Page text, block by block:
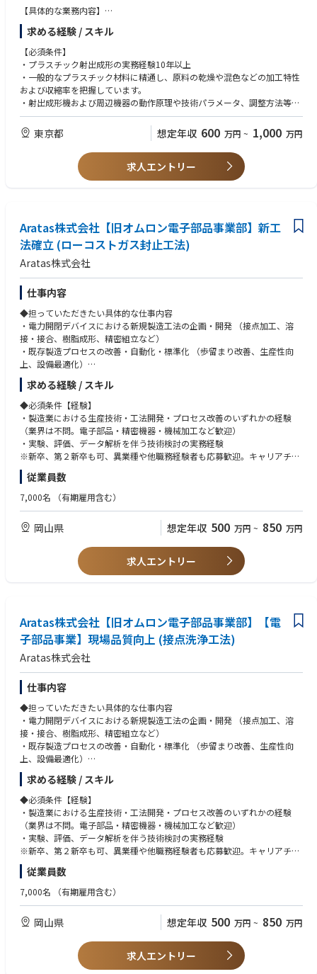
■設備バリデーション
・設備（電気・機械含む）の検証方法策定
・検証計画作成・提案
・ベンダーへの規格作成指示・調整
・QA（品質保証）との評価基準・信頼性基準の策定
■EHSS（環境・安全衛生）
・安全衛生委員会の運営・リード
・安全教育・トレーニング実施
・ヒヤリハット活動、5S活動の推進
・労働災害発生時のエスカレーション対応
・防災訓練の運営・サポート
・設備検証方法の検討・相談
・グローバル導入設備のレビュー
・海外サイトとの英語でのメール・電話会議対応
・分析力
・問題解決力
・安全衛生（EHSS）経験
・包装管理・ラベル規制知識
・工場運営知識
【具体的な業務内容】
・プラスチック射出成形工程の技術管理
・成形機および周辺設備の条件設定・調整
・新製品、新機種、新金型の初期立ち上げ
・温度、圧力、速度、時間、位置等の成形条件設定
・原料の乾燥、混色、投入条件の管理
・材料特性、流動性、収縮率等を踏まえた条件最適化
・金型構造、ゲート、ランナー、冷却、離型等の評価
・成形不良の原因分析および改善
・設備故障の原因特定および復旧支援
・ヒケ、バリ、ショートショット、ウェルドライン、反り、焼け等の不良
・工程能力、歩留まり、サイクルタイムの改善
・技術者、オペレーターへの指導・育成
・射出成形設備および金型の選定支援
・日本企業との合弁事業または新規事業部の立ち上げ支援
・上海本社、韓国拠点およびその他海外拠点との技術連携
【取扱製品】
主に以下を想定しています。
・化粧品容器
・メイクアップ製品用プラスチック部品
・アイライナー・アイブロウ・マスカラ等の容器部品
・口紅・コンパクト・パウダーケース等の成形部品
・その他精密プラスチック部品
※具体的な製品カテゴリーおよび材料は、事業計画に応じて変更となる可
能性があります。
【ポジションの位置づけ】
本ポジションは、単なる製造オペレーターや現場技術者ではありません。
日本における射出成形事業の技術Leader候補として、成形条件の設定、金
型評価、工程改善、不良解析、品質管理に加え、将来的にはチーム形成、
技術者育成および事業運営にも携わっていただきます。
今後の事業形態に応じ、以下のキャリアを想定しています。
・日本法人の射出成形チームLeader
・射出成形事業部の技術責任者
・合弁会社の技術責任者
・工場長または製造技術責任者
・シニア技術顧問
求める経験 / スキル
【必須条件】
・プラスチック射出成形の実務経験10年以上
・一般的なプラスチック材料に精通し、原料の乾燥や混色などの加工特性
および収縮率を把握しています。
・射出成形機および周辺機器の動作原理や技術パラメータ、調整方法等に
精通しています。
・金型の構造と原理に精通しており、図面を理解でき、金型の特性や設計
について分析する能力があります。
・温度、圧力、速度、時間、位置という5つの主要パラメータの相互影響
と最適化ロジックに精通し、射出成形の原理を把握し、合理的なエンジニ
アリングパラメータを設定する。
・製品品質管理能力を備えている。
・工程作業指示書（S OP）を作成でき、既存の工程に対して評価および改
善能力を有しています。
【歓迎条件】
・射出成形部門のLeader、課長、部長、工場長等の経験
・新工場、新ライン、新規事業の立ち上げ経験
・化粧品容器または化粧品部品の射出成形経験
・精密成形、多色成形、インサート成形等の経験
・金型設計、金型製作、金型保全の経験
・自動化設備、取出ロボット、画像検査設備等の経験
・ISO、品質マネジメント、工程監査等の経験
・中国、韓国または海外工場との技術連携経験
・部下育成、技術伝承、技能標準化の経験
・中国語または英語での業務経験
【求める人物像】
・長年の射出成形経験を活かし、新しい事業を構築したい方
・現場で自ら問題を確認し、技術的な解決策を提示できる方
・技術面だけでなく、品質、工程、組織運営にも関心がある方
・異なる文化や技術的背景を持つメンバーと協働できる方
・後進育成や技術伝承に取り組める方
・将来的に事業責任者または技術顧問として貢献したい方
東京都 想定年収 600 万円 ~ 1,000 万円
求人エントリー
Aratas株式会社【旧オムロン電子部品事業部】新工
法確立 (ローコストガス封止工法)
Aratas株式会社
仕事内容
◆担っていただきたい具体的な仕事内容
・電力開閉デバイスにおける新規製造工法の企画・開発 （接点加工、溶
接・接合、樹脂成形、精密組立など）
・既存製造プロセスの改善・自動化・標準化 （歩留まり改善、生産性向
上、設備最適化）
・新規工法の試作評価および量産導入支援
・国内外工場との連携によるグローバル生産技術展開
・工法開発に必要な実験計画立案、データ解析、品質評価
◆具体的な仕事内容に対しての期待する成果
・新規工法の確立による製品性能・信頼性の向上
・生産プロセスの改善による歩留まり向上・コスト低減
・技術標準化・ノウハウ蓄積によるグローバル工場の生産安定化
・データに基づく課題解決と、再現性の高い技術仕様の構築
・製品の根幹を支える製造工法そのものを創り出す醍醐味がある
・試作から量産まで一貫して関われるため、自分の技術が製品として形に
◆業界動向と自社事業の特徴
オムロンは「繋ぐ・切る」をコア技術に、高機能デバイスを量産に最適化
する生産技術・工法技術を強みとしています。微細加工、高密度実装、自
動化・省力化技術を進化させることで、高品質と高効率を両立してきまし
た。今後は新エネルギー・EV分野を成長領域とし、生産技術起点での競争
力強化と持続的成長を目指します。
求める経験 / スキル
◆必須条件【経験】
・製造業における生産技術・工法開発・プロセス改善のいずれかの経験
（業界は不問。電子部品・精密機器・機械加工など歓迎）
・実験、評価、データ解析を伴う技術検討の実務経験
※新卒、第２新卒も可、異業種や他職務経験者も応募歓迎。キャリアチェ
ンジしたい方も歓迎。その場合、職務経験で判断。
◆必須条件【スキル】
＊エンジニア系職務であれば異業種や他職務経験者も応募歓迎。キャリア
チェンジしたい方も歓迎。その場合、職務経験で判断。
・電子部品・精密機器・機械加工などの分野での工法開発・生産技術経験
・3D CAD、CAE などを用いた設計・解析スキル
・英語での技術コミュニケーション経験（読み書きレベルでも可）
◆歓迎する人物像
・ものづくりに強い興味を持ち、現場で手を動かしながら技術を深めたい
方
・課題を自ら見つけ、仮説立案・検証を主体的に進められる方
・データや事実に基づいて論理的に考え、改善策を導き出せる方
・新しい技術や工法に対して柔軟に挑戦できる探求心・向上心のある方
・失敗を恐れず、試行錯誤を楽しめる方
◆使用する開発言語・ソフト・装置/機器等
・Office365(Outlook、Teams、Word、Excel、PowerPoint等)
・3D-CAD（Solidworks)
従業員数
7,000名 （有期雇用含む）
岡山県 想定年収 500 万円 ~ 850 万円
求人エントリー
Aratas株式会社【旧オムロン電子部品事業部】【電
子部品事業】現場品質向上 (接点洗浄工法)
Aratas株式会社
仕事内容
◆担っていただきたい具体的な仕事内容
・電力開閉デバイスにおける新規製造工法の企画・開発 （接点加工、溶
接・接合、樹脂成形、精密組立など）
・既存製造プロセスの改善・自動化・標準化 （歩留まり改善、生産性向
上、設備最適化）
・新規工法の試作評価および量産導入支援
・国内外工場との連携によるグローバル生産技術展開
・工法開発に必要な実験計画立案、データ解析、品質評価
◆具体的な仕事内容に対しての期待する成果
・新規工法の確立による製品性能・信頼性の向上
・生産プロセスの改善による歩留まり向上・コスト低減
・技術標準化・ノウハウ蓄積によるグローバル工場の生産安定化
・データに基づく課題解決と、再現性の高い技術仕様の構築
・製品の根幹を支える製造工法そのものを創り出す醍醐味がある
・試作から量産まで一貫して関われるため、自分の技術が製品として形に
求める経験 / スキル
◆必須条件【経験】
・製造業における生産技術・工法開発・プロセス改善のいずれかの経験
（業界は不問。電子部品・精密機器・機械加工など歓迎）
・実験、評価、データ解析を伴う技術検討の実務経験
※新卒、第２新卒も可、異業種や他職務経験者も応募歓迎。キャリアチェ
ンジしたい方も歓迎。その場合、職務経験で判断。
◆必須条件【スキル】
＊エンジニア系職務であれば異業種や他職務経験者も応募歓迎。キャリア
チェンジしたい方も歓迎。その場合、職務経験で判断。
・電子部品・精密機器・機械加工などの分野での工法開発・生産技術経験
従業員数
7,000名 （有期雇用含む）
岡山県 想定年収 500 万円 ~ 850 万円
求人エントリー